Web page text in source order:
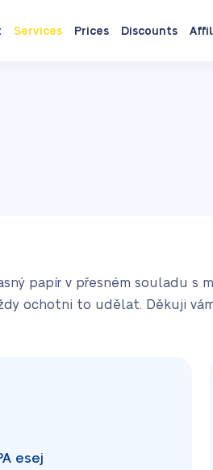
Services Prices Discounts
papír v přesném souladu s
ochotni to udělat. Děkuji
esej